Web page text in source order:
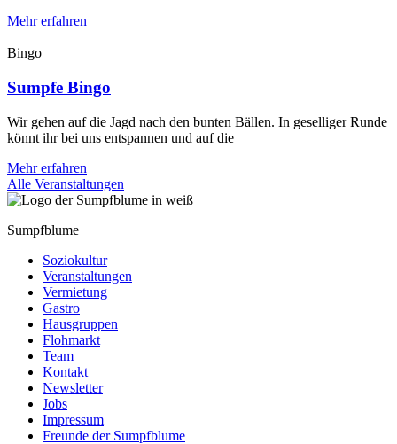
Mehr erfahren
Bingo
Sumpfe Bingo
Wir gehen auf die Jagd nach den bunten Bällen. In geselliger Runde
könnt ihr bei uns entspannen und auf die
Mehr erfahren
Alle Veranstaltungen
Sumpfblume
Soziokultur
Veranstaltungen
Vermietung
Gastro
Hausgruppen
Flohmarkt
Team
Kontakt
Newsletter
Jobs
Impressum
Freunde der Sumpfblume